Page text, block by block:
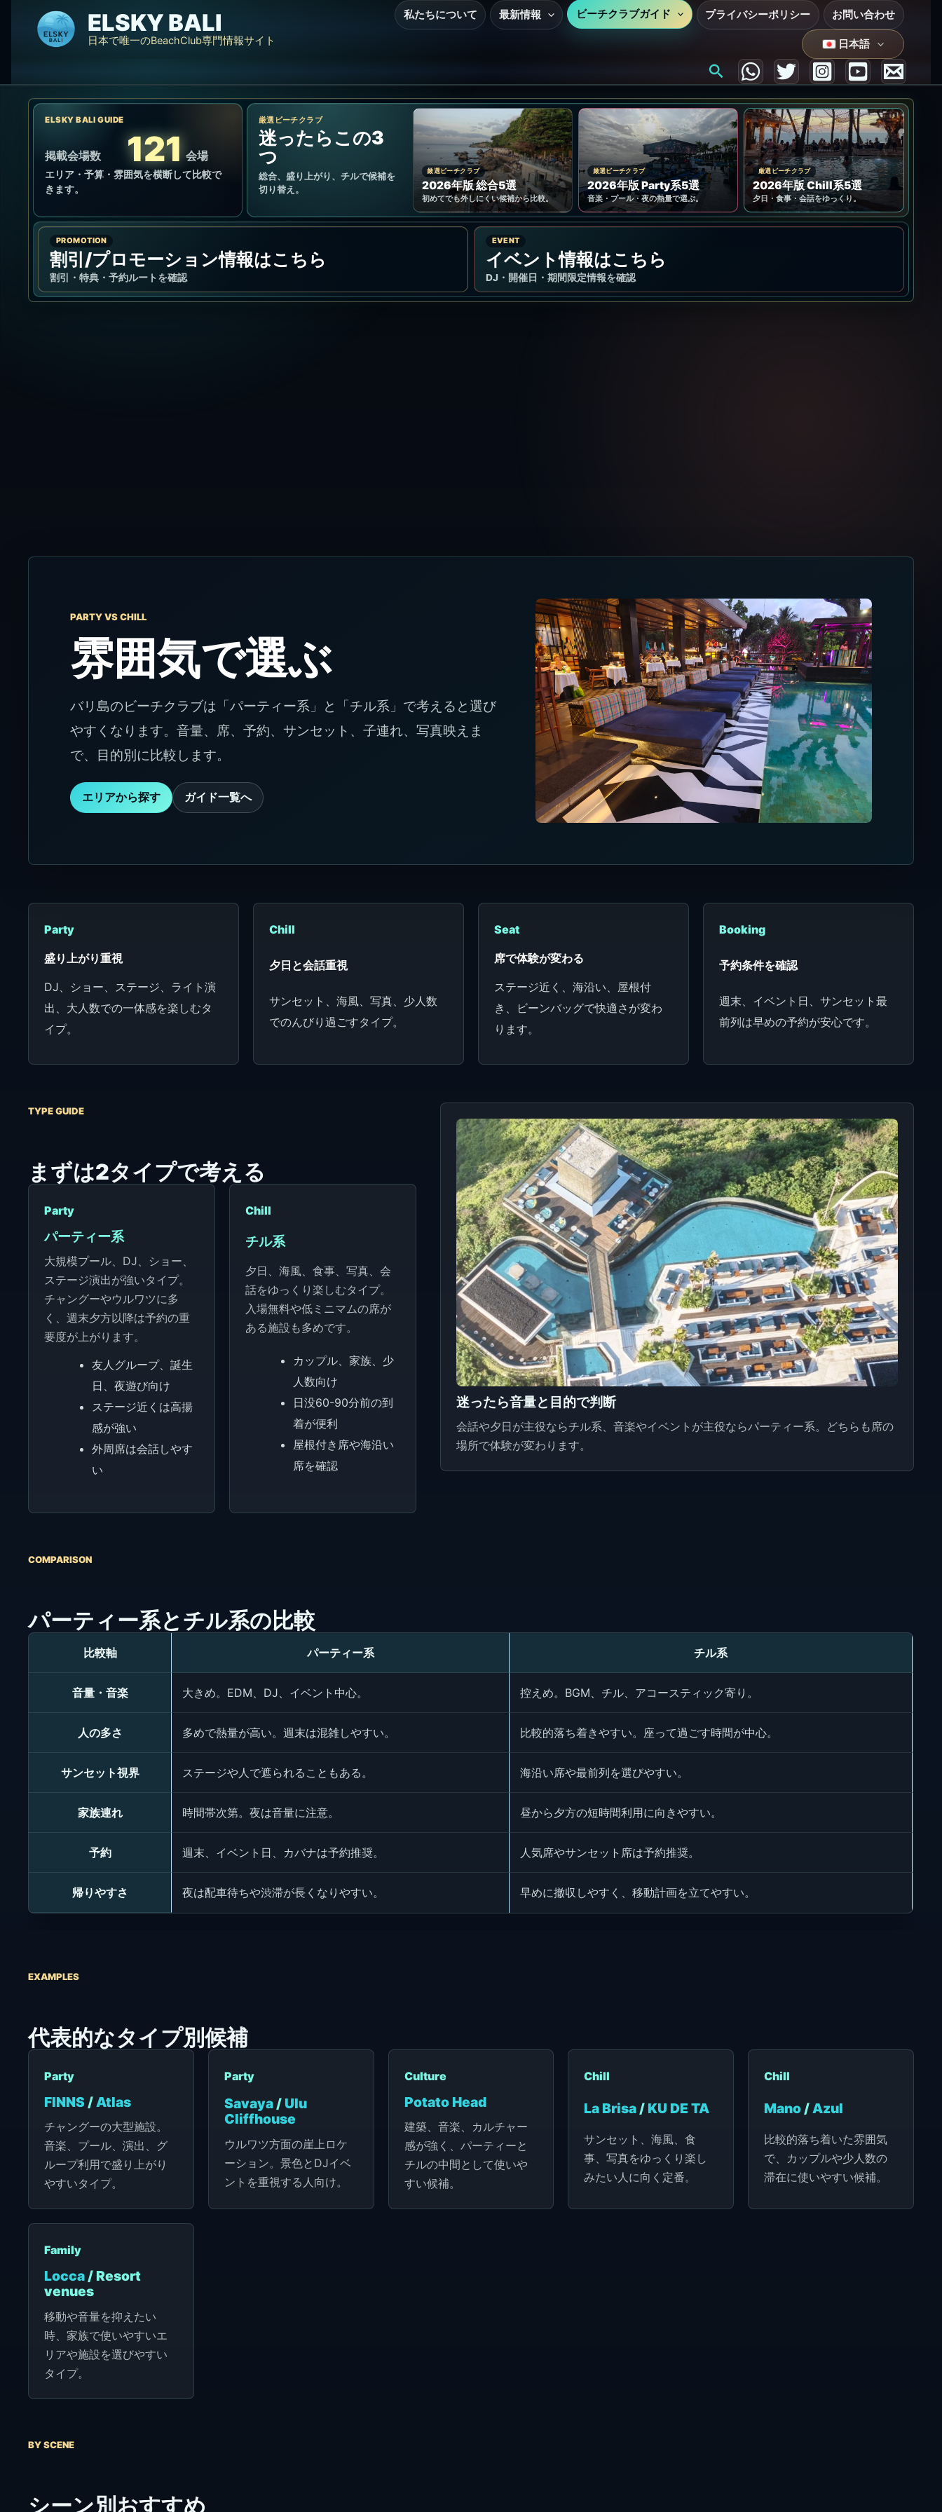
キ
ELSKY BALI
日本で唯一のBeachClub専門情報サイト
私たちについて 最新情報 ビーチクラブガイド プライバシーポリシー お問い合わせ
日本語
検
索
ELSKY BALI GUIDE
掲載会場数 121 会場
エリア・予算・雰囲気を横断して比較で
きます。
厳選ビーチクラブ
迷ったらこの3
つ
総合、盛り上がり、チルで候補を
切り替え。
厳選ビーチクラブ
2026年版 総合5選
初めてでも外しにくい候補から比較。
厳選ビーチクラブ
2026年版 Party系5選
音楽・プール・夜の熱量で選ぶ。
厳選ビーチクラブ
2026年版 Chill系5選
夕日・食事・会話をゆっくり。
PROMOTION
割引/プロモーション情報はこちら
割引・特典・予約ルートを確認
EVENT
イベント情報はこちら
DJ・開催日・期間限定情報を確認
PARTY VS CHILL
雰囲気で選ぶ
バリ島のビーチクラブは「パーティー系」と「チル系」で考えると選び
やすくなります。音量、席、予約、サンセット、子連れ、写真映えま
で、目的別に比較します。
エリアから探す ガイド一覧へ
Party
盛り上がり重視
DJ、ショー、ステージ、ライト演
出、大人数での一体感を楽しむタ
イプ。
Chill
夕日と会話重視
サンセット、海風、写真、少人数
でのんびり過ごすタイプ。
Seat
席で体験が変わる
ステージ近く、海沿い、屋根付
き、ビーンバッグで快適さが変わ
ります。
Booking
予約条件を確認
週末、イベント日、サンセット最
前列は早めの予約が安心です。
TYPE GUIDE
まずは2タイプで考える
Party
パーティー系
大規模プール、DJ、ショー、
ステージ演出が強いタイプ。
チャングーやウルワツに多
く、週末夕方以降は予約の重
要度が上がります。
友人グループ、誕生
日、夜遊び向け
ステージ近くは高揚
感が強い
外周席は会話しやす
い
Chill
チル系
夕日、海風、食事、写真、会
話をゆっくり楽しむタイプ。
入場無料や低ミニマムの席が
ある施設も多めです。
カップル、家族、少
人数向け
日没60-90分前の到
着が便利
屋根付き席や海沿い
席を確認
迷ったら音量と目的で判断
会話や夕日が主役ならチル系、音楽やイベントが主役ならパーティー系。どちらも席の
場所で体験が変わります。
COMPARISON
パーティー系とチル系の比較
比較軸 パーティー系 チル系
音量・音楽 大きめ。EDM、DJ、イベント中心。 控えめ。BGM、チル、アコースティック寄り。
人の多さ 多めで熱量が高い。週末は混雑しやすい。 比較的落ち着きやすい。座って過ごす時間が中心。
サンセット視界 ステージや人で遮られることもある。 海沿い席や最前列を選びやすい。
家族連れ 時間帯次第。夜は音量に注意。 昼から夕方の短時間利用に向きやすい。
予約 週末、イベント日、カバナは予約推奨。 人気席やサンセット席は予約推奨。
帰りやすさ 夜は配車待ちや渋滞が長くなりやすい。 早めに撤収しやすく、移動計画を立てやすい。
EXAMPLES
代表的なタイプ別候補
Party
FINNS/Atlas
チャングーの大型施設。
音楽、プール、演出、グ
ループ利用で盛り上がり
やすいタイプ。
Party
Savaya/ Ulu
Cliffhouse
ウルワツ方面の崖上ロケ
ーション。景色とDJイベ
ントを重視する人向け。
Culture
Potato Head
建築、音楽、カルチャー
感が強く、パーティーと
チルの中間として使いや
すい候補。
Chill
La Brisa/ KU DE TA
サンセット、海風、食
事、写真をゆっくり楽し
みたい人に向く定番。
Chill
Mano/Azul
比較的落ち着いた雰囲気
で、カップルや少人数の
滞在に使いやすい候補。
Family
Locca/ Resort
venues
移動や音量を抑えたい
時、家族で使いやすいエ
リアや施設を選びやすい
タイプ。
BY SCENE
シーン別おすすめ